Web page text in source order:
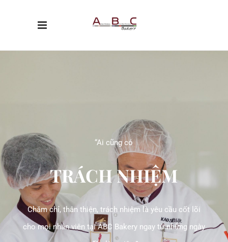
TRÁCH NHIỆM
Chăm chỉ, thân thiện, trách nhiệm là yêu cầu cốt lõi
cho mọi nhân viên tại ABC Bakery ngay từ những ngày
“Ai cũng có